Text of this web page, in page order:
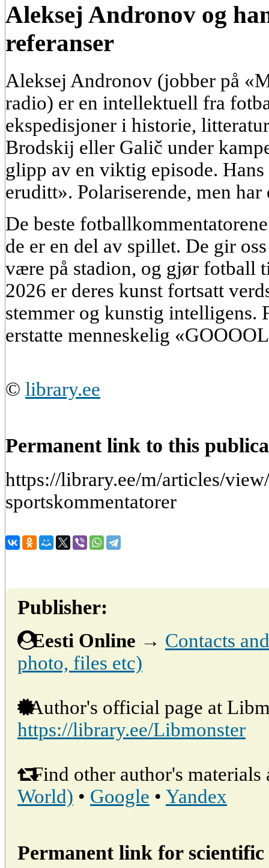
Aleksej Andronov og
referanser
Aleksej Andronov (jobber på
radio) er en intellektuell fra
ekspedisjoner i historie,
Brodskij eller Galič under
glipp av en viktig episode.
eruditt». Polariserende, men
De beste
de er en del av spillet. De gir
være på stadion, og gjør fotball
2026 er deres kunst fortsatt
stemmer og kunstig intelligens.
erstatte menneskelig
© library.ee
Permanent link to this
https://library.ee/m/articles/
sportskommentatorer
Publisher:
Eesti Online → Contacts
photo, files etc)
Author's official page at
https://library.ee/Libmonster
Find other author's materials
World) • Google • Yandex
Permanent link for